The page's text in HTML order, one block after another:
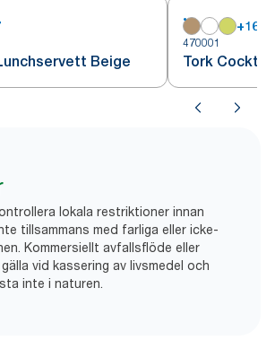
Beige
+16
470001
Tork
lokala restriktioner innan
tillsammans med farliga eller icke-
Kommersiellt avfallsflöde eller
vid kassering av livsmedel och
inte i naturen.